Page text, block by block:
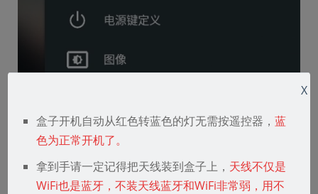
可以调整显示分辨率 或者是缩放大小
X
盒子开机自动从红色转蓝色的灯无需按遥控器，蓝
色为正常开机了。
拿到手请一定记得把天线装到盒子上， 天线不仅是
WiFi也是蓝牙，不装天线蓝牙和WiFi非常弱，用不